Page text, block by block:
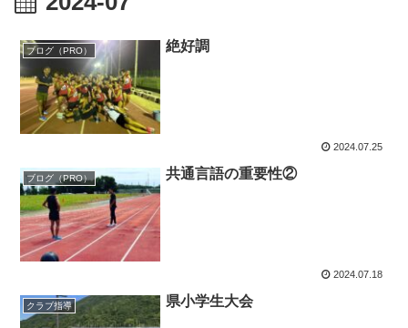
ブログ（PRO） 絶好調
2024.07.25
ブログ（PRO） 共通言語の重要性②
2024.07.18
クラブ指導 県小学生大会